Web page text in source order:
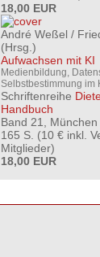
18,00 EUR
André Weßel /
(Hrsg.)
Aufwachsen mit KI
Medienbildung,
Selbstbestimmung im
Schriftenreihe
Handbuch
Band 21,
165 S. (10 € inkl.
Mitglieder)
18,00 EUR